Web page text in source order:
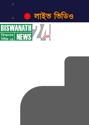
লাইভ ভিডিও